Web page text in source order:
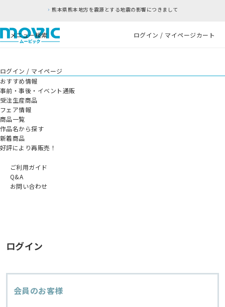
熊本県熊本地方を震源とする地震の影響につきまして
メニュー検索 ログイン / マイページカート
ログイン / マイページ
おすすめ情報
事前・事後・イベント通販
受注生産商品
フェア情報
商品一覧
作品名から探す
新着商品
好評により再販売！
ご利用ガイド
Q&A
お問い合わせ
ログイン
会員のお客様